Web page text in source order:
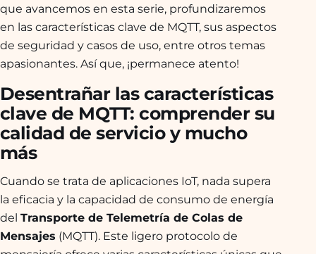
que avancemos en esta serie, profundizaremos
en las características clave de MQTT, sus aspectos
de seguridad y casos de uso, entre otros temas
apasionantes. Así que, ¡permanece atento!
Desentrañar las características
clave de MQTT: comprender su
calidad de servicio y mucho
más
Cuando se trata de aplicaciones IoT, nada supera
la eficacia y la capacidad de consumo de energía
del Transporte de Telemetría de Colas de
Mensajes (MQTT). Este ligero protocolo de